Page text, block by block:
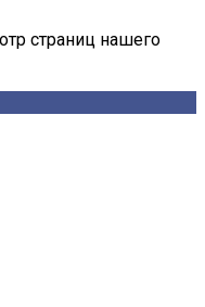
страниц нашего